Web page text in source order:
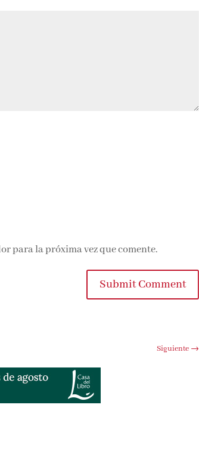
para la próxima vez que comente.
Submit Comment
Siguiente→